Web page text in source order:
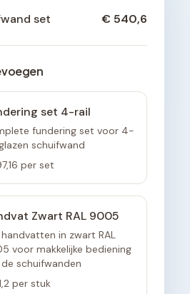
set € 540,6
set 4-rail
fundering set voor 4-
schuifwand
per set
Zwart RAL 9005
in zwart RAL
voor makkelijke bediening
schuifwanden
per stuk